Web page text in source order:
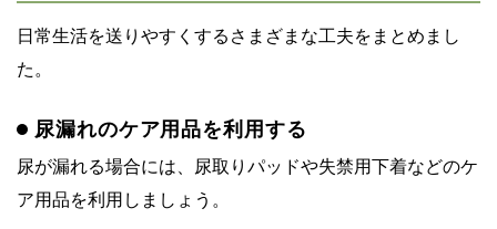
日常生活を送りやすくするさまざまな工夫をまとめまし
た。
尿漏れのケア用品を利用する
尿が漏れる場合には、尿取りパッドや失禁用下着などのケ
ア用品を利用しましょう。